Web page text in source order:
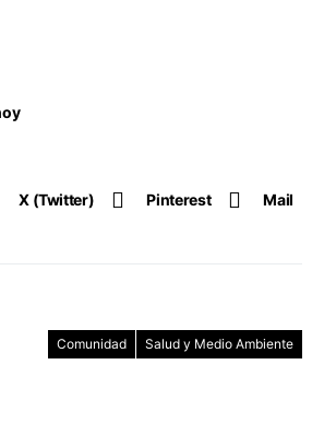
X (Twitter) Pinterest Mail
Comunidad Salud y Medio Ambiente